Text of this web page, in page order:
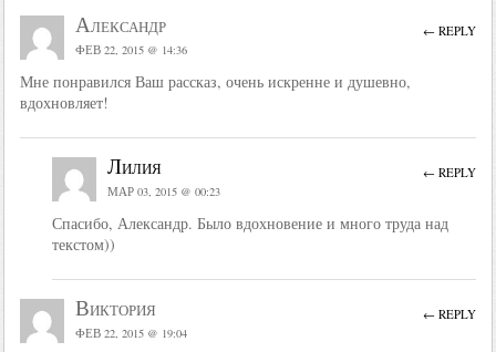
Александр
ФЕВ 22, 2015 @ 14:36
Мне понравился Ваш рассказ, очень искренне и душевно,
вдохновляет!
← REPLY
Лилия
МАР 03, 2015 @ 00:23
Спасибо, Александр. Было вдохновение и много труда над
текстом))
← REPLY
Виктория
ФЕВ 22, 2015 @ 19:04
← REPLY